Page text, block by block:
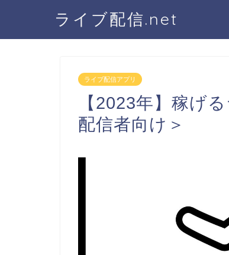
ライブ配信.net
ライブ配信アプリ
【2023年】稼げ
配信者向け＞